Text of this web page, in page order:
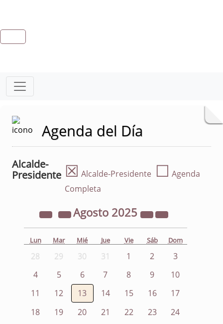
Agenda del Día
Alcalde-
Presidente ☒ Alcalde-Presidente ☐ Agenda
Completa
Agosto 2025
Lun Mar Mié Jue Vie Sáb Dom
28 29 30 31 1 2
3
4
5 6 7 8 9
10
11
12 13 14 15 16
17
18
19 20 21 22 23
24